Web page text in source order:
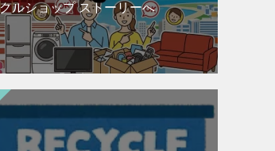
クルショップ ストーリーへ